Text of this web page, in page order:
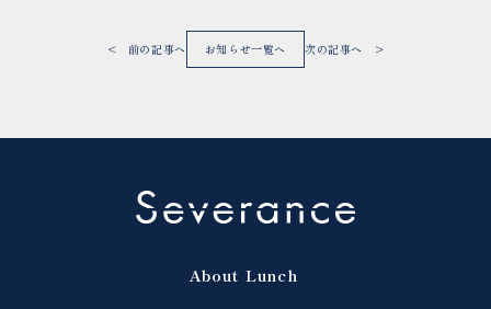
< 前の記事へ お知らせ一覧へ 次の記事へ >
About Lunch